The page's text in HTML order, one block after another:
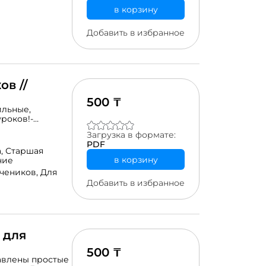
связь от
Концепция
- дать
в корзину
Добавить в избранное
//
во время
на сайте,
Старшая
Для
500 ₸
Загрузка в формате:
PDF
в корзину
Добавить в избранное
простые
500 ₸